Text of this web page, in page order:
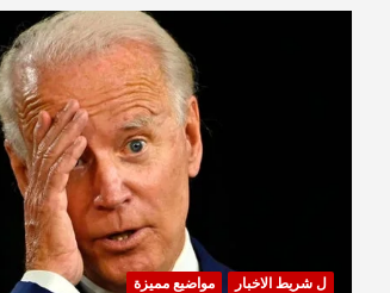
ل شريط الاخبار مواضيع مميزة